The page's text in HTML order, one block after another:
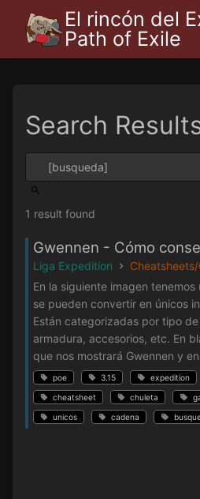
El rincón del
Path of Exile
Search
1 result found
Gwennen - Cómo
Liga Expedition
En la siguiente imagen
se pueden convertir en únicos
Están categorizadas por tipo
armadura, accesorios, etc. En
que nos mostrará Gwennen y
poe 3.15 expedition
cheatsheet chuleta
unicos cadena